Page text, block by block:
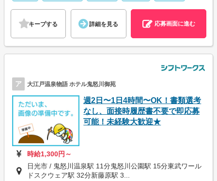
キープする 詳細を見る 応募画面に進む
ア 大江戸温泉物語 ホテル鬼怒川御苑
週2日〜1日4時間〜OK！書類選考
なし、面接時履歴書不要で即応募
可能！未経験大歓迎★
時給1,300円～
日光市 / 鬼怒川温泉駅 11分鬼怒川公園駅 15分東武ワール
ドスクウェア駅 32分新藤原駅 3...